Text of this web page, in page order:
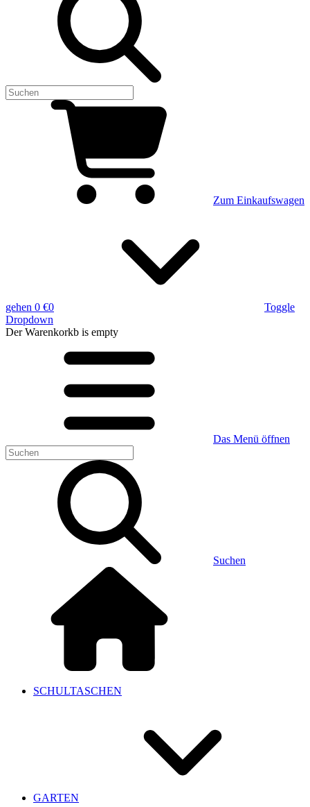
Zum Einkaufswagen
gehen 0 €0
Toggle
Dropdown
Der Warenkorkb is empty
Das Menü öffnen
Suchen
SCHULTASCHEN
GARTEN